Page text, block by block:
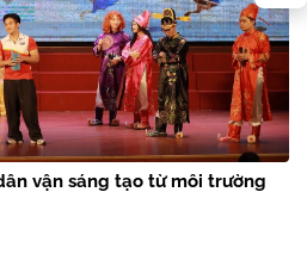
vận sáng tạo từ môi trường